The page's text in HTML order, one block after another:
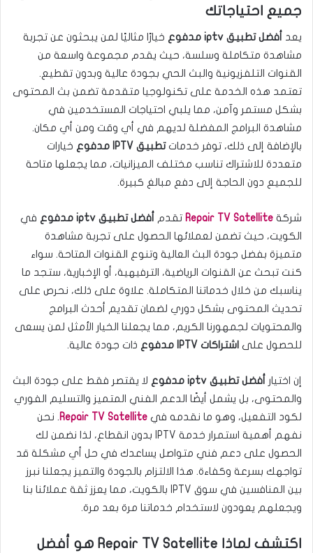
جميع احتياجاتك
يعد أفضل تطبيق iptv مدفوع
خيارًا مثاليًا لمن يبحثون عن تجربة
مشاهدة متكاملة وسلسة، حيث يقدم مجموعة واسعة من
القنوات التلفزيونية والبث الحي بجودة عالية وبدون تقطيع.
تعتمد هذه الخدمة على تكنولوجيا متقدمة تضمن بث المحتوى
بشكل مستمر وآمن، مما يلبي احتياجات المستخدمين في
مشاهدة البرامج المفضلة لديهم في أي وقت ومن أي مكان.
بالإضافة إلى ذلك، توفر خدماتتطبيق IPTV مدفوع
خيارات
متعددة للاشتراك تناسب مختلف الميزانيات، مما يجعلها متاحة
للجميع دون الحاجة إلى دفع مبالغ كبيرة.
شركة Repair TV Satellite تقدم أفضل تطبيق iptv مدفوع
في
الكويت، حيث تضمن لعملائها الحصول على تجربة مشاهدة
متميزة بفضل جودة البث العالية وتنوع القنوات المتاحة. سواء
كنت تبحث عن القنوات الرياضية، الترفيهية، أو الإخبارية، ستجد ما
يناسبك من خلال خدماتنا المتكاملة. علاوة على ذلك، نحرص على
تحديث المحتوى بشكل دوري لضمان تقديم أحدث البرامج
والمحتويات لجمهورنا الكريم، مما يجعلنا الخيار الأمثل لمن يسعى
للحصول على اشتراكات IPTV مدفوع ذات جودة عالية.
إن اختيار أفضل تطبيق iptv مدفوع
لا يقتصر فقط على جودة البث
والمحتوى، بل يشمل أيضًا الدعم الفني المتميز والتسليم الفوري
لكود التفعيل، وهو ما نقدمه في Repair TV Satellite. نحن
نفهم أهمية استمرار خدمة IPTV بدون انقطاع، لذا نضمن لك
الحصول على دعم فني متواصل يساعدك في حل أي مشكلة قد
تواجهك بسرعة وكفاءة. هذا الالتزام بالجودة والتميز يجعلنا نبرز
بين المنافسين في سوق IPTV بالكويت، مما يعزز ثقة عملائنا بنا
ويجعلهم يعودون لاستخدام خدماتنا مرة بعد مرة.
اكتشف لماذا Repair TV Satellite هو أفضل